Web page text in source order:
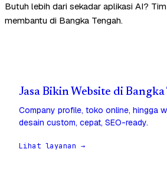
Butuh lebih dari sekadar aplikasi AI?
membantu di Bangka Tengah.
Jasa Bikin Website di Bangka
Company profile, toko online, hingga
desain custom, cepat, SEO-ready.
Lihat layanan →